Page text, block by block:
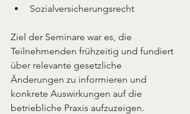
Sozialversicherungsrecht
Ziel der Seminare war es, die
Teilnehmenden frühzeitig und fundiert
über relevante gesetzliche
Änderungen zu informieren und
konkrete Auswirkungen auf die
betriebliche Praxis aufzuzeigen.